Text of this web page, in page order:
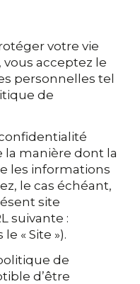
votre vie
vous acceptez le
personnelles tel
de
manière dont la
les informations
le cas échéant,
site
suivante :
« Site »).
de
d’être